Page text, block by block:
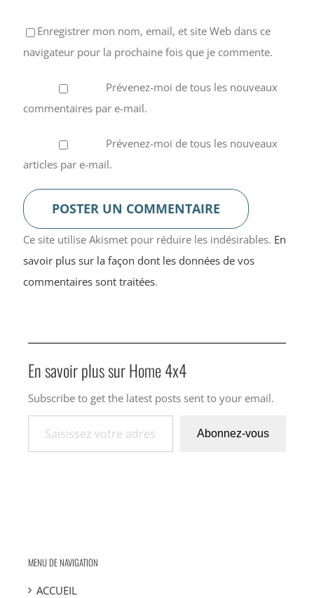
Enregistrer mon nom, email, et site Web dans ce
navigateur pour la prochaine fois que je commente.
Prévenez-moi de tous les nouveaux
commentaires par e-mail.
Prévenez-moi de tous les nouveaux
articles par e-mail.
Ce site utilise Akismet pour réduire les indésirables. En
savoir plus sur la façon dont les données de vos
commentaires sont traitées.
En savoir plus sur Home 4x4
Subscribe to get the latest posts sent to your email.
Saisissez votre adresse e-mail…
Abonnez-vous
MENU DE NAVIGATION
ACCUEIL